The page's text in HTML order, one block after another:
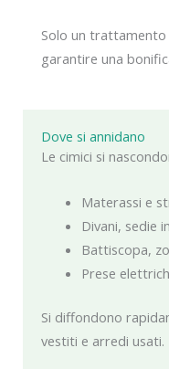
Dove si annidano
Le cimici si
Materassi e
Divani, sedie
Battiscopa,
Prese
Si diffondono
vestiti e arredi usati.
Solo un
garantire una